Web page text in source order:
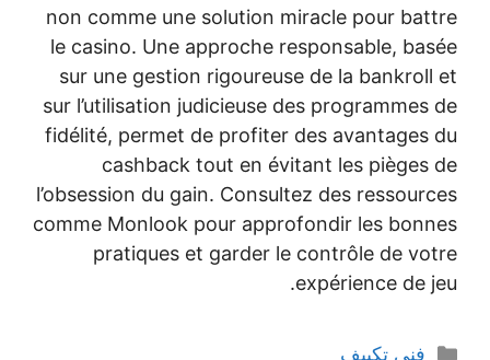
non comme une solution
le casino. Une approche
sur une gestion rigoureuse de
sur l’utilisation judicieuse des
fidélité, permet de profiter des
cashback tout en évitant
l’obsession du gain. Consultez
comme Monlook pour
pratiques et garder le